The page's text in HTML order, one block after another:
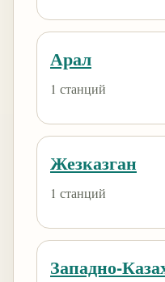
Арал
1 станций
Жезказган
1 станций
Западно-